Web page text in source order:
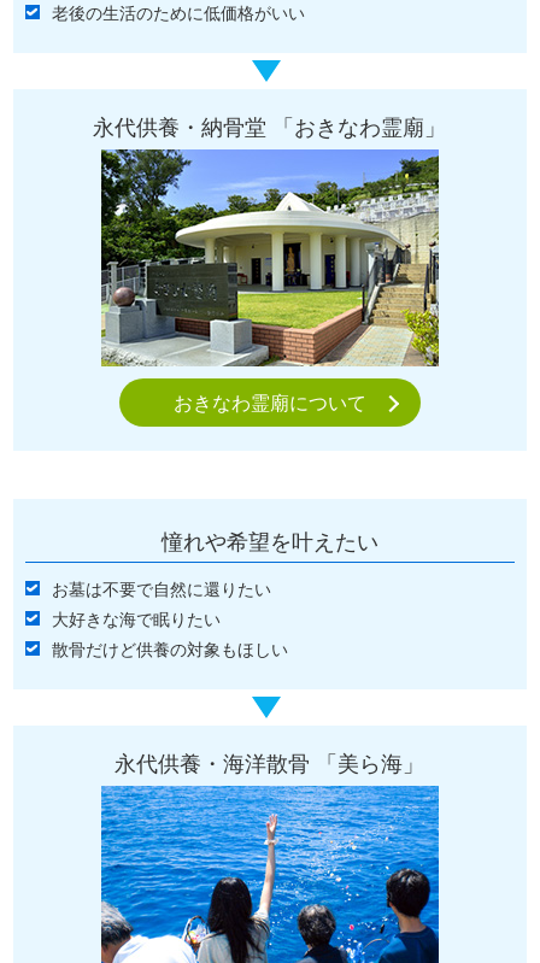
老後の生活のために低価格がいい
永代供養・納骨堂 「おきなわ霊廟」
おきなわ霊廟について
憧れや希望を叶えたい
お墓は不要で自然に還りたい
大好きな海で眠りたい
散骨だけど供養の対象もほしい
永代供養・海洋散骨 「美ら海」